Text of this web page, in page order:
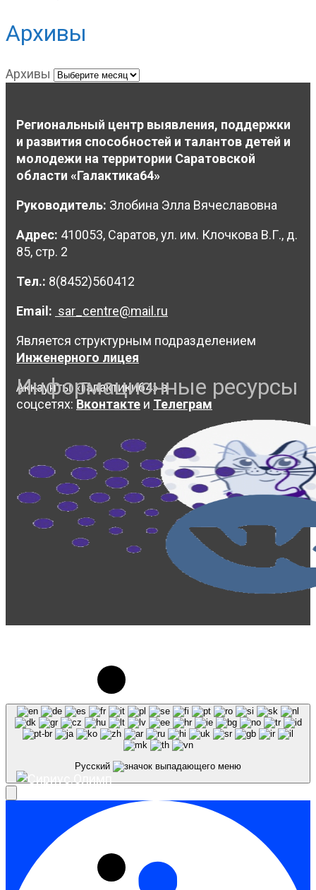
Архивы
Архивы
Региональный центр выявления, поддержки
и развития способностей и талантов детей и
молодежи на территории Саратовской
области «Галактика64»
Руководитель: Злобина Элла Вячеславовна
Адрес: 410053, Саратов, ул. им. Клочкова В.Г., д.
85, стр. 2
Тел.: 8(8452)560412
Email: sar_centre@mail.ru
Является структурным подразделением
Инженерного лицея
Аккаунты «Галактики64» в
соцсетях: Вконтакте и Телеграм
Информационные ресурсы
использовании материалов сайта galaktika64.ru
ссылка на источник обязательна.
Русский